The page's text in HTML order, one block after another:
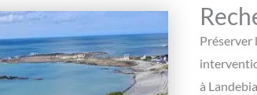
Préserver
à